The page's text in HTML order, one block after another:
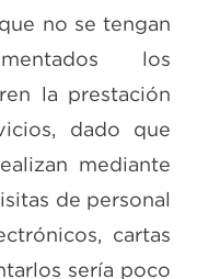
no se tengan
los
la prestación
dado que
mediante
de personal
cartas
sería poco